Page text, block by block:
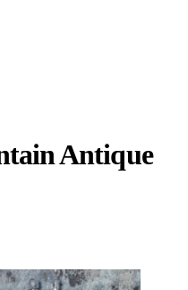
Antique